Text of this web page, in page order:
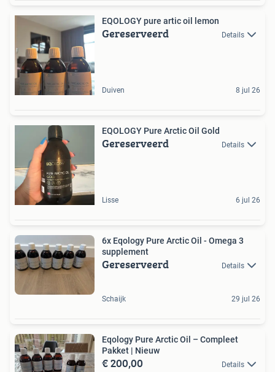
EQOLOGY pure artic oil lemon
Gereserveerd Details
Duiven 8 jul 26
EQOLOGY Pure Arctic Oil Gold
Gereserveerd Details
Lisse 6 jul 26
6x Eqology Pure Arctic Oil - Omega 3
supplement
Gereserveerd Details
Schaijk 29 jul 26
Eqology Pure Arctic Oil – Compleet
Pakket | Nieuw
€ 200,00 Details